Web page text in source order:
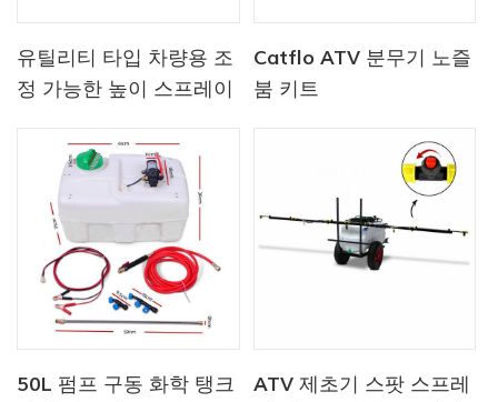
유틸리티 타입 차량용 조
정 가능한 높이 스프레이
Catflo ATV 분무기 노즐
붐 키트
50L 펌프 구동 화학 탱크
ATV 제초기 스팟 스프레